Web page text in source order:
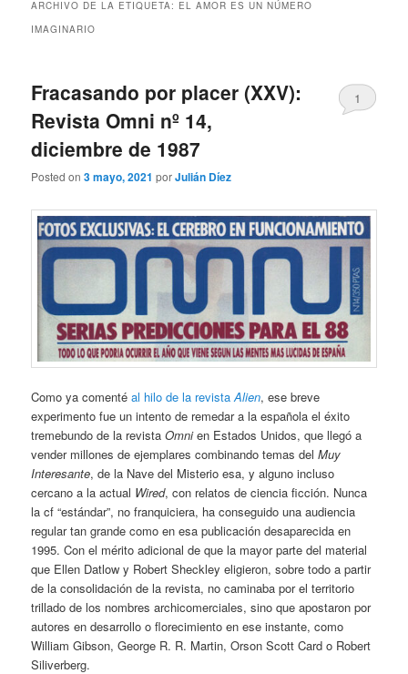
ARCHIVO DE LA ETIQUETA: EL AMOR ES UN NÚMERO
IMAGINARIO
Fracasando por placer (XXV):
Revista Omni nº 14,
diciembre de 1987
Posted on3 mayo, 2021 porJulián Díez
1
Como ya comentéal hilo de la revistaAlien, ese breve
experimento fue un intento de remedar a la española el éxito
tremebundo de la revistaOmnien Estados Unidos, que llegó a
vender millones de ejemplares combinando temas delMuy
Interesante, de la Nave del Misterio esa, y alguno incluso
cercano a la actual Wired, con relatos de ciencia ficción. Nunca
la cf “estándar”, no franquiciera, ha conseguido una audiencia
regular tan grande como en esa publicación desaparecida en
1995. Con el mérito adicional de que la mayor parte del material
que Ellen Datlow y Robert Sheckley eligieron, sobre todo a partir
de la consolidación de la revista, no caminaba por el territorio
trillado de los nombres archicomerciales, sino que apostaron por
autores en desarrollo o florecimiento en ese instante, como
William Gibson, George R. R. Martin, Orson Scott Card o Robert
Siliverberg.